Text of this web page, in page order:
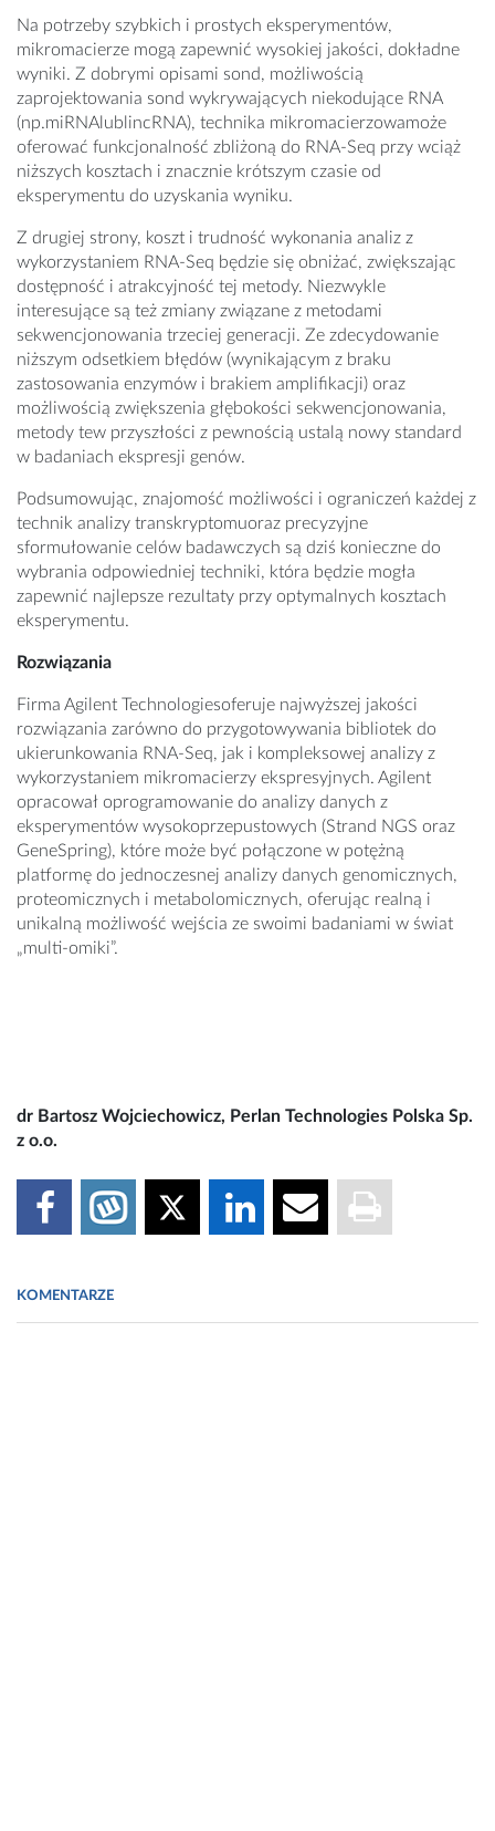
Na potrzeby szybkich i prostych eksperymentów,
mikromacierze mogą zapewnić wysokiej jakości, dokładne
wyniki. Z dobrymi opisami sond, możliwością
zaprojektowania sond wykrywających niekodujące RNA
(np.miRNAlublincRNA), technika mikromacierzowamoże
oferować funkcjonalność zbliżoną do RNA-Seq przy wciąż
niższych kosztach i znacznie krótszym czasie od
eksperymentu do uzyskania wyniku.
Z drugiej strony, koszt i trudność wykonania analiz z
wykorzystaniem RNA-Seq będzie się obniżać, zwiększając
dostępność i atrakcyjność tej metody. Niezwykle
interesujące są też zmiany związane z metodami
sekwencjonowania trzeciej generacji. Ze zdecydowanie
niższym odsetkiem błędów (wynikającym z braku
zastosowania enzymów i brakiem amplifikacji) oraz
możliwością zwiększenia głębokości sekwencjonowania,
metody tew przyszłości z pewnością ustalą nowy standard
w badaniach ekspresji genów.
Podsumowując, znajomość możliwości i ograniczeń każdej z
technik analizy transkryptomuoraz precyzyjne
sformułowanie celów badawczych są dziś konieczne do
wybrania odpowiedniej techniki, która będzie mogła
zapewnić najlepsze rezultaty przy optymalnych kosztach
eksperymentu.
Rozwiązania
Firma Agilent Technologiesoferuje najwyższej jakości
rozwiązania zarówno do przygotowywania bibliotek do
ukierunkowania RNA-Seq, jak i kompleksowej analizy z
wykorzystaniem mikromacierzy ekspresyjnych. Agilent
opracował oprogramowanie do analizy danych z
eksperymentów wysokoprzepustowych (Strand NGS oraz
GeneSpring), które może być połączone w potężną
platformę do jednoczesnej analizy danych genomicznych,
proteomicznych i metabolomicznych, oferując realną i
unikalną możliwość wejścia ze swoimi badaniami w świat
„multi-omiki”.
dr Bartosz Wojciechowicz, Perlan Technologies Polska Sp.
z o.o.
KOMENTARZE